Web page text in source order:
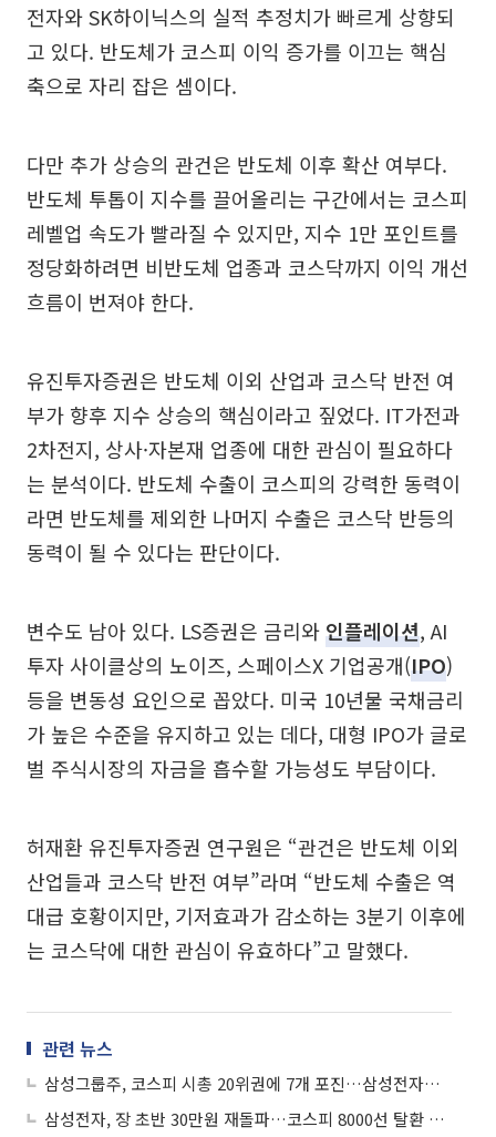
전자와 SK하이닉스의 실적 추정치가 빠르게 상향되
고 있다. 반도체가 코스피 이익 증가를 이끄는 핵심
축으로 자리 잡은 셈이다.
다만 추가 상승의 관건은 반도체 이후 확산 여부다.
반도체 투톱이 지수를 끌어올리는 구간에서는 코스피
레벨업 속도가 빨라질 수 있지만, 지수 1만 포인트를
정당화하려면 비반도체 업종과 코스닥까지 이익 개선
흐름이 번져야 한다.
유진투자증권은 반도체 이외 산업과 코스닥 반전 여
부가 향후 지수 상승의 핵심이라고 짚었다. IT가전과
2차전지, 상사·자본재 업종에 대한 관심이 필요하다
는 분석이다. 반도체 수출이 코스피의 강력한 동력이
라면 반도체를 제외한 나머지 수출은 코스닥 반등의
동력이 될 수 있다는 판단이다.
변수도 남아 있다. LS증권은 금리와인플레이션, AI
투자 사이클상의 노이즈, 스페이스X 기업공개(IPO)
등을 변동성 요인으로 꼽았다. 미국 10년물 국채금리
가 높은 수준을 유지하고 있는 데다, 대형 IPO가 글로
벌 주식시장의 자금을 흡수할 가능성도 부담이다.
허재환 유진투자증권 연구원은 “관건은 반도체 이외
산업들과 코스닥 반전 여부”라며 “반도체 수출은 역
대급 호황이지만, 기저효과가 감소하는 3분기 이후에
는 코스닥에 대한 관심이 유효하다”고 말했다.
관련 뉴스
삼성그룹주, 코스피 시총 20위권에 7개 포진…삼성전자만 1750조
삼성전자, 장 초반 30만원 재돌파…코스피 8000선 탈환 주도